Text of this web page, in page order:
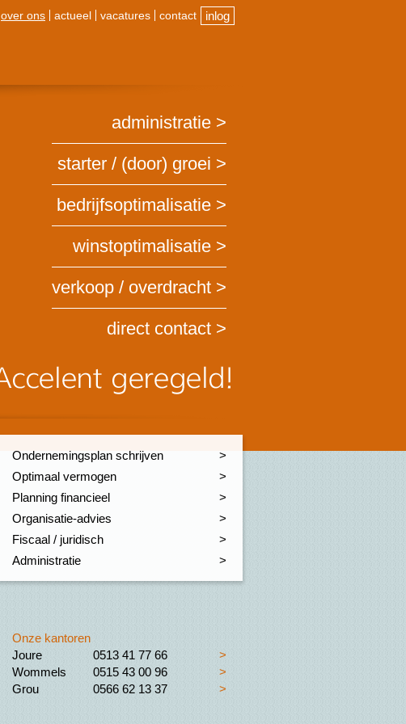
inlog
over ons actueel vacatures contact
administratie
starter / (door) groei
bedrijfsoptimalisatie
winstoptimalisatie
verkoop / overdracht
direct contact
Ondernemingsplan schrijven
Optimaal vermogen
Planning financieel
Organisatie-advies
Fiscaal / juridisch
Administratie
Onze kantoren
Joure
0513 41 77 66
>
Wommels
0515 43 00 96
>
Grou
0566 62 13 37 >